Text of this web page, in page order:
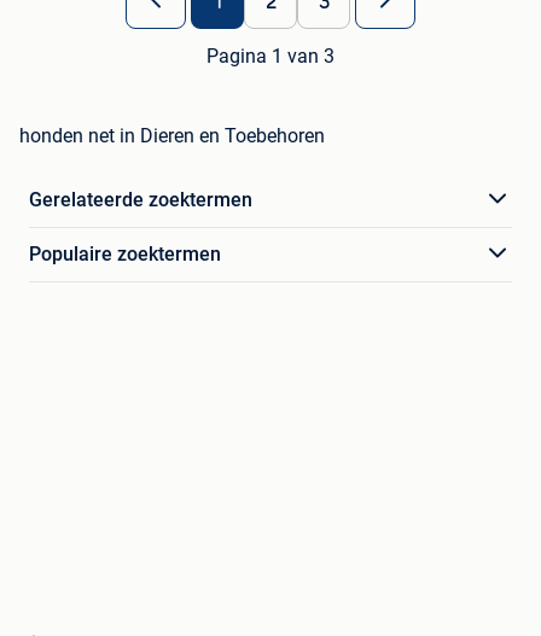
Pagina 1 van 3
honden net in Dieren en Toebehoren
Gerelateerde zoektermen
Populaire zoektermen